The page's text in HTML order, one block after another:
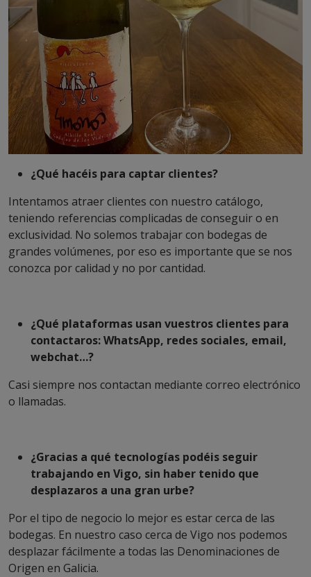
¿Qué hacéis para captar clientes?
Intentamos atraer clientes con nuestro catálogo,
teniendo referencias complicadas de conseguir o en
exclusividad. No solemos trabajar con bodegas de
grandes volúmenes, por eso es importante que se nos
conozca por calidad y no por cantidad.
¿Qué plataformas usan vuestros clientes para
contactaros: WhatsApp, redes sociales, email,
webchat…?
Casi siempre nos contactan mediante correo electrónico
o llamadas.
¿Gracias a qué tecnologías podéis seguir
trabajando en Vigo, sin haber tenido que
desplazaros a una gran urbe?
Por el tipo de negocio lo mejor es estar cerca de las
bodegas. En nuestro caso cerca de Vigo nos podemos
desplazar fácilmente a todas las Denominaciones de
Origen en Galicia.